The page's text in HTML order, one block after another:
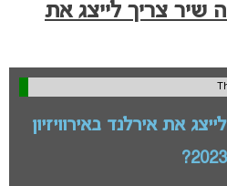
שיר צריך לייצג את
את אירלנד באירוויזיון
2023?